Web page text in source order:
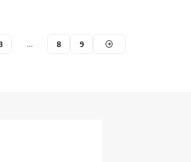
3 … 8 9